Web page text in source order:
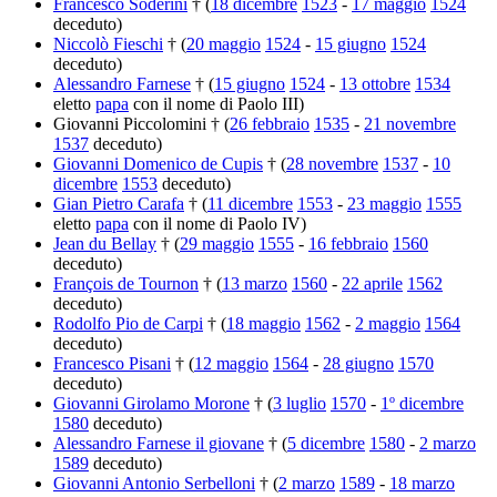
Francesco Soderini † ( 18 dicembre 1523 - 17 maggio
1524
deceduto)
Niccolò Fieschi † (20 maggio 1524 - 15 giugno 1524
deceduto)
Alessandro Farnese † (15 giugno 1524 - 13 ottobre 1534
eletto papa con il nome di Paolo III)
Giovanni Piccolomini † (26 febbraio 1535 - 21 novembre
1537 deceduto)
Giovanni Domenico de Cupis † (28 novembre 1537 - 10
dicembre 1553 deceduto)
Gian Pietro Carafa † (11 dicembre 1553 - 23 maggio 1555
eletto papa con il nome di Paolo IV)
Jean du Bellay † (29 maggio 1555 - 16 febbraio 1560
deceduto)
François de Tournon † (13 marzo 1560 - 22 aprile 1562
deceduto)
Rodolfo Pio de Carpi † (18 maggio 1562 - 2 maggio 1564
deceduto)
Francesco Pisani † (12 maggio 1564 - 28 giugno 1570
deceduto)
Giovanni Girolamo Morone † (3 luglio 1570 - 1º dicembre
1580 deceduto)
Alessandro Farnese il giovane † (5 dicembre 1580 - 2 marzo
1589 deceduto)
Giovanni Antonio Serbelloni † (2 marzo 1589 - 18 marzo